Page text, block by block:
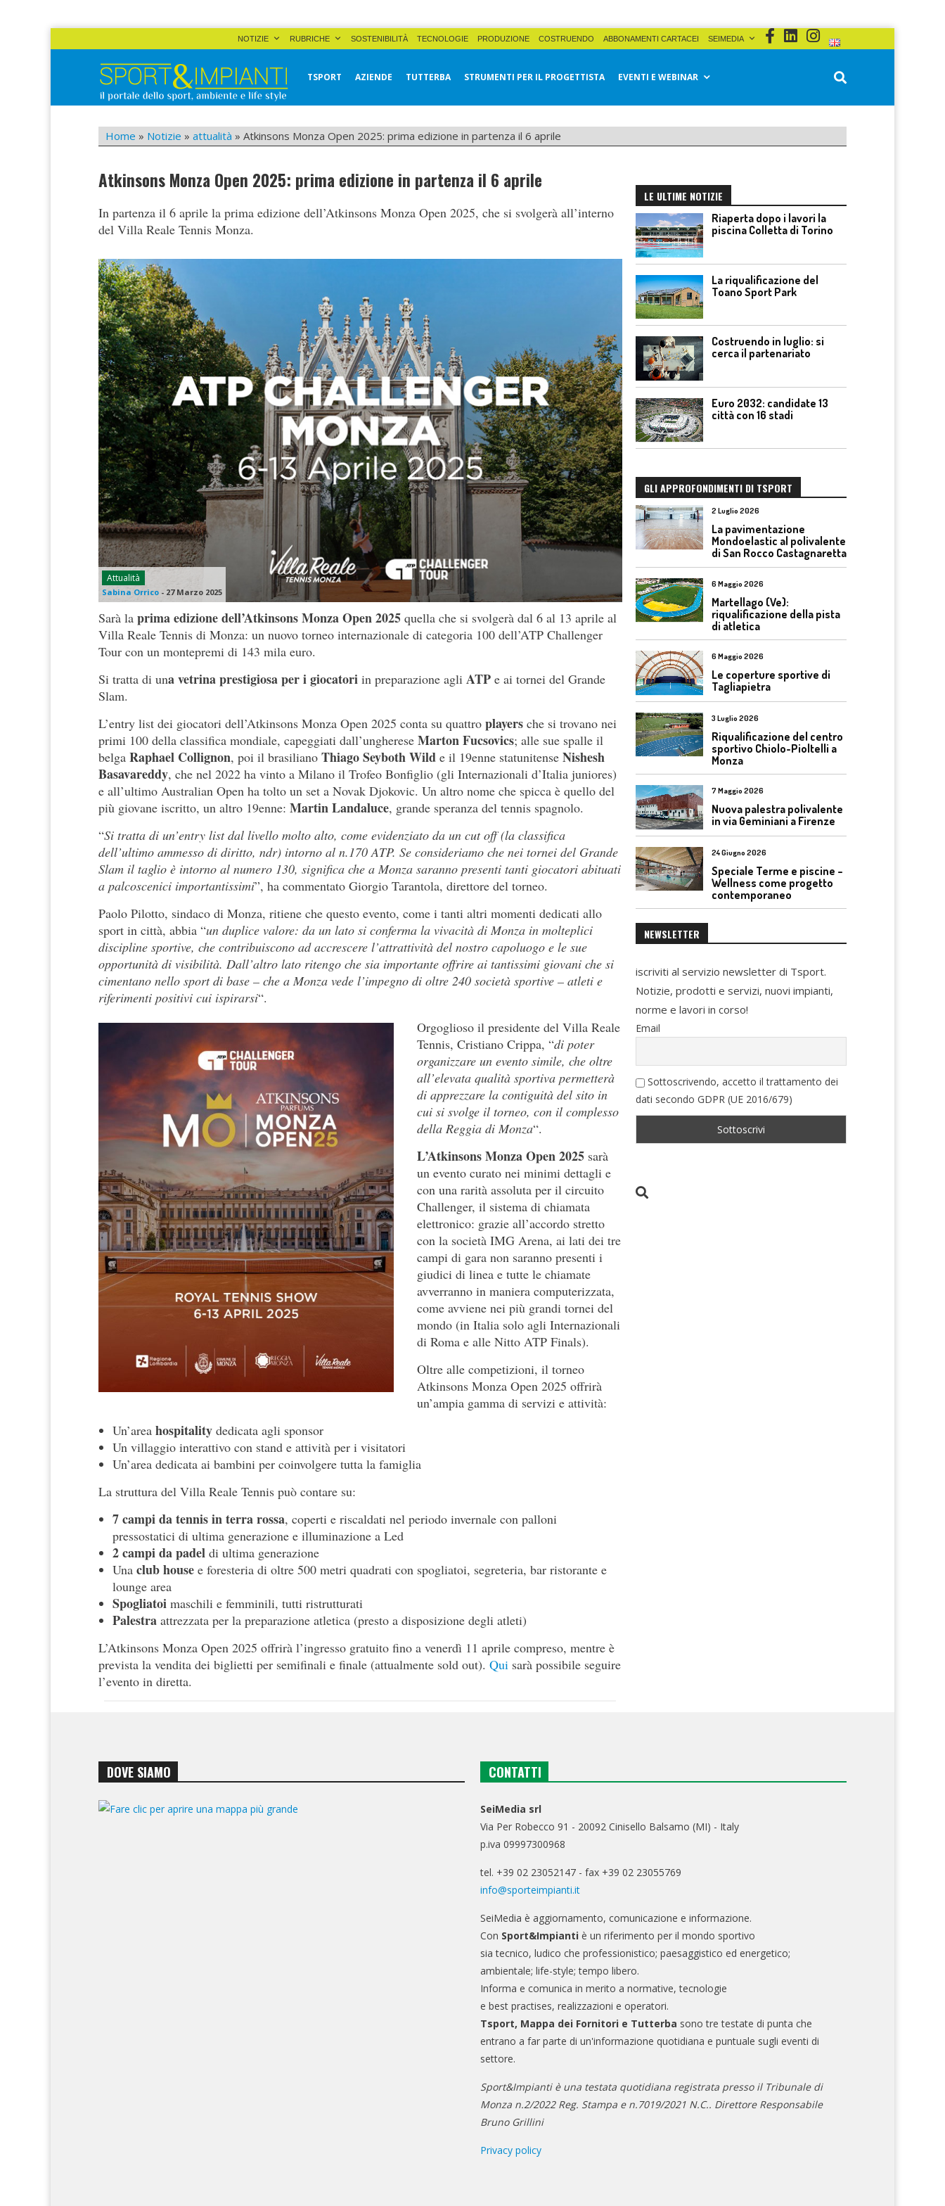
NOTIZIE RUBRICHE SOSTENIBILITÀ TECNOLOGIE PRODUZIONE COSTRUENDO ABBONAMENTI CARTACEI SEIMEDIA
Sport&Impianti
TSPORT AZIENDE TUTTERBA STRUMENTI PER IL PROGETTISTA EVENTI E WEBINAR
Home » Notizie » attualità » Atkinsons Monza Open 2025: prima edizione in partenza il 6 aprile
Atkinsons Monza Open 2025: prima edizione in partenza il 6 aprile
In partenza il 6 aprile la prima edizione dell’Atkinsons Monza Open 2025, che si svolgerà all’interno
del Villa Reale Tennis Monza.
Attualità
Sabina Orrico - 27 Marzo 2025
Sarà la prima edizione dell’Atkinsons Monza Open 2025 quella che si svolgerà dal 6 al 13 aprile al
Villa Reale Tennis di Monza: un nuovo torneo internazionale di categoria 100 dell’ATP Challenger
Tour con un montepremi di 143 mila euro.
Si tratta di una vetrina prestigiosa per i giocatori in preparazione agli ATP e ai tornei del Grande
Slam.
L’entry list dei giocatori dell’Atkinsons Monza Open 2025 conta su quattro players che si trovano nei
primi 100 della classifica mondiale, capeggiati dall’ungherese Marton Fucsovics; alle sue spalle il
belga Raphael Collignon, poi il brasiliano Thiago Seyboth Wild e il 19enne statunitense Nishesh
Basavareddy, che nel 2022 ha vinto a Milano il Trofeo Bonfiglio (gli Internazionali d’Italia juniores)
e all’ultimo Australian Open ha tolto un set a Novak Djokovic. Un altro nome che spicca è quello del
più giovane iscritto, un altro 19enne: Martin Landaluce, grande speranza del tennis spagnolo.
“Si tratta di un’entry list dal livello molto alto, come evidenziato da un cut off (la classifica
dell’ultimo ammesso di diritto, ndr) intorno al n.170 ATP. Se consideriamo che nei tornei del Grande
Slam il taglio è intorno al numero 130, significa che a Monza saranno presenti tanti giocatori abituati
a palcoscenici importantissimi”, ha commentato Giorgio Tarantola, direttore del torneo.
Paolo Pilotto, sindaco di Monza, ritiene che questo evento, come i tanti altri momenti dedicati allo
sport in città, abbia “un duplice valore: da un lato si conferma la vivacità di Monza in molteplici
discipline sportive, che contribuiscono ad accrescere l’attrattività del nostro capoluogo e le sue
opportunità di visibilità. Dall’altro lato ritengo che sia importante offrire ai tantissimi giovani che si
cimentano nello sport di base – che a Monza vede l’impegno di oltre 240 società sportive – atleti e
riferimenti positivi cui ispirarsi“.
Orgoglioso il presidente del Villa Reale
Tennis, Cristiano Crippa, “di poter
organizzare un evento simile, che oltre
all’elevata qualità sportiva permetterà
di apprezzare la contiguità del sito in
cui si svolge il torneo, con il complesso
della Reggia di Monza“.
L’Atkinsons Monza Open 2025 sarà
un evento curato nei minimi dettagli e
con una rarità assoluta per il circuito
Challenger, il sistema di chiamata
elettronico: grazie all’accordo stretto
con la società IMG Arena, ai lati dei tre
campi di gara non saranno presenti i
giudici di linea e tutte le chiamate
avverranno in maniera computerizzata,
come avviene nei più grandi tornei del
mondo (in Italia solo agli Internazionali
di Roma e alle Nitto ATP Finals).
Oltre alle competizioni, il torneo
Atkinsons Monza Open 2025 offrirà
un’ampia gamma di servizi e attività:
Un’area hospitality dedicata agli sponsor
Un villaggio interattivo con stand e attività per i visitatori
Un’area dedicata ai bambini per coinvolgere tutta la famiglia
La struttura del Villa Reale Tennis può contare su:
7 campi da tennis in terra rossa, coperti e riscaldati nel periodo invernale con palloni
pressostatici di ultima generazione e illuminazione a Led
2 campi da padel di ultima generazione
Una clubhouse e foresteria di oltre 500 metri quadrati con spogliatoi, segreteria, bar ristorante e
lounge area
Spogliatoi maschili e femminili, tutti ristrutturati
Palestra attrezzata per la preparazione atletica (presto a disposizione degli atleti)
L’Atkinsons Monza Open 2025 offrirà l’ingresso gratuito fino a venerdì 11 aprile compreso, mentre è
prevista la vendita dei biglietti per semifinali e finale (attualmente sold out). Qui sarà possibile seguire
l’evento in diretta.
LE ULTIME NOTIZIE
Riaperta dopo i lavori la
piscina Colletta di Torino
La riqualificazione del
Toano Sport Park
Costruendo in luglio: si
cerca il partenariato
Euro 2032: candidate 13
città con 16 stadi
GLI APPROFONDIMENTI DI TSPORT
2 Luglio 2026
La pavimentazione
Mondoelastic al polivalente
di San Rocco Castagnaretta
6 Maggio 2026
Martellago (Ve):
riqualificazione della pista
di atletica
6 Maggio 2026
Le coperture sportive di
Tagliapietra
3 Luglio 2026
Riqualificazione del centro
sportivo Chiolo-Pioltelli a
Monza
7 Maggio 2026
Nuova palestra polivalente
in via Geminiani a Firenze
24 Giugno 2026
Speciale Terme e piscine –
Wellness come progetto
contemporaneo
NEWSLETTER
iscriviti al servizio newsletter di Tsport.
Notizie, prodotti e servizi, nuovi impianti,
norme e lavori in corso!
Email
Sottoscrivendo, accetto il trattamento dei
dati secondo GDPR (UE 2016/679)
DOVE SIAMO CONTATTI
SeiMedia srl
Via Per Robecco 91 - 20092 Cinisello Balsamo (MI) - Italy
p.iva 09997300968
tel. +39 02 23052147 - fax +39 02 23055769
info@sporteimpianti.it
SeiMedia è aggiornamento, comunicazione e informazione.
Con Sport&Impianti è un riferimento per il mondo sportivo
sia tecnico, ludico che professionistico; paesaggistico ed energetico;
ambientale; life-style; tempo libero.
Informa e comunica in merito a normative, tecnologie
e best practises, realizzazioni e operatori.
Tsport, Mappa dei Fornitori e Tutterba sono tre testate di punta che
entrano a far parte di un'informazione quotidiana e puntuale sugli eventi di
settore.
Sport&Impianti è una testata quotidiana registrata presso il Tribunale di
Monza n.2/2022 Reg. Stampa e n.7019/2021 N.C.. Direttore Responsabile
Bruno Grillini
Privacy policy